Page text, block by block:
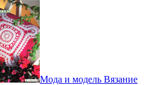
Мода и модель Вязание